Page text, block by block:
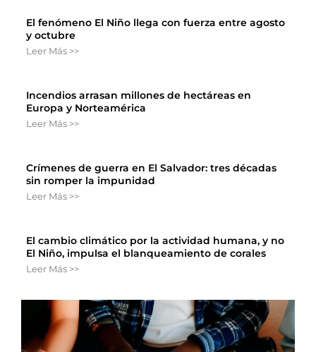
El fenómeno El Niño llega con fuerza entre agosto
y octubre
Leer Más >>
Incendios arrasan millones de hectáreas en
Europa y Norteamérica
Leer Más >>
Crímenes de guerra en El Salvador: tres décadas
sin romper la impunidad
Leer Más >>
El cambio climático por la actividad humana, y no
El Niño, impulsa el blanqueamiento de corales
Leer Más >>